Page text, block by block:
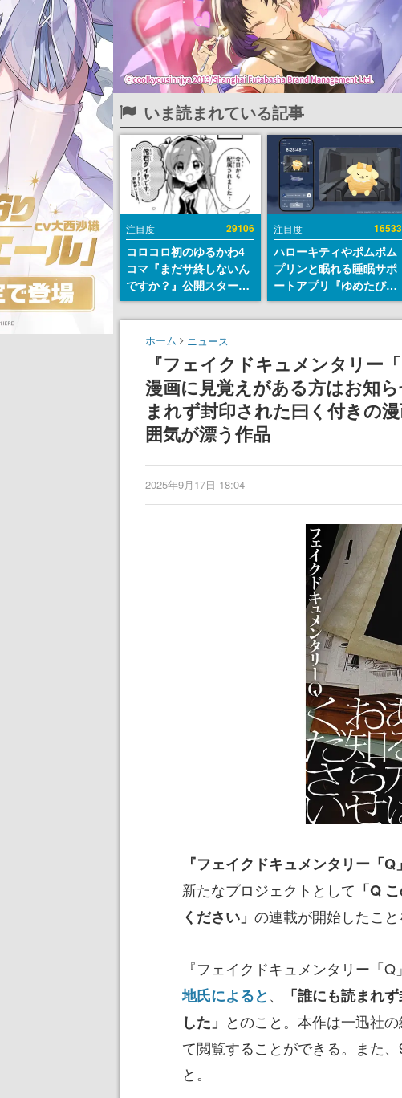
いま読まれている記事
注目度 29106
コロコロ初のゆるかわ4
コマ『まだサ終しないん
ですか？』公開スター
ト。主人公は新入社員の
侘石ダイヤ、ゲーム会社
を舞台にトラブルへ対応
する社員たちを描く
注目度 16533
ハローキティやポムポム
プリンと眠れる睡眠サポ
ートアプリ『ゆめたび』
が配信中。キャラごとの
ASMRや目覚ましアラー
ホーム ニュース
『フェイクドキュメンタリー
漫画に見覚えがある方はお知
まれず封印された曰く付きの
囲気が漂う作品
2025年9月17日 18:04
『フェイクドキュメンタリー「Q
新たなプロジェクトとして 「Q
ください」 の連載が開始したこと
『フェイクドキュメンタリー「
地氏によると、
「誰にも読まれ
した」 とのこと。本作は一迅社
て閲覧することができる。また
と。